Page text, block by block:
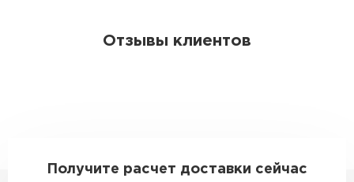
Отзывы клиентов
Получите расчет доставки сейчас